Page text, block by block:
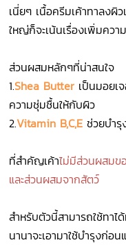
เนี่ยๆ เนื้อครีมเค้าทาลง
ใหญ่ก็จะเน้นเรื่องเพิ่มควา
ส่วนผสมหลักๆที่น่าสนใจ
1.Shea Butter เป็นมอยเ
ความชุ่มชื้นให้กับผิว
2.Vitamin B,C,E ช่วยบำรุ
ที่สำคัญเค้าไม่มีส่วนผสมข
และส่วนผสมจากสัตว์
สำหรับตัวนี้สามารถใช้ทา
นานาจะเอามาใช้บำรุงก่